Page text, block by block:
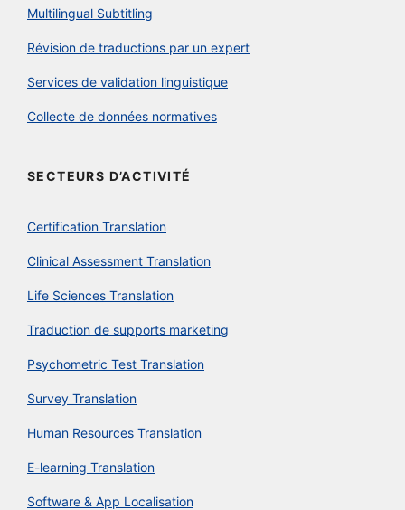
Multilingual Subtitling
Révision de traductions par un expert
Services de validation linguistique
Collecte de données normatives
SECTEURS D’ACTIVITÉ
Certification Translation
Clinical Assessment Translation
Life Sciences Translation
Traduction de supports marketing
Psychometric Test Translation
Survey Translation
Human Resources Translation
E-learning Translation
Software & App Localisation